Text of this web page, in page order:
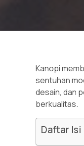
Kanopi
sentuhan
desain, dan
berkualitas.
Daftar Isi